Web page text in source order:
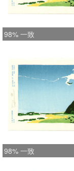
98% 一致
98% 一致